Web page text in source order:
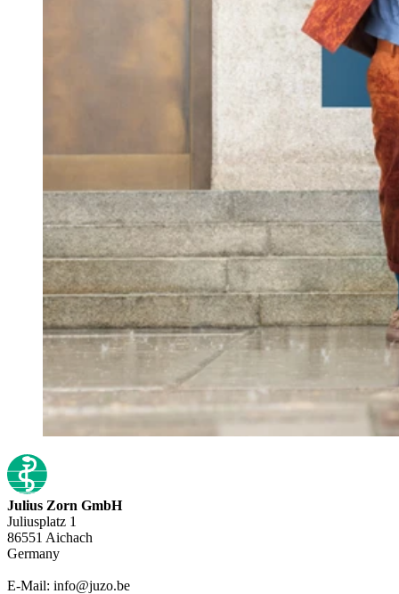
Julius Zorn GmbH
Juliusplatz 1
86551 Aichach
Germany
E-Mail: info@juzo.be